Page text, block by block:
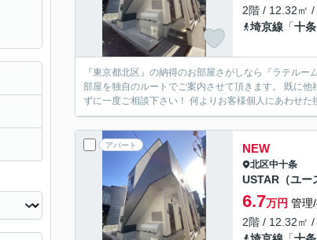
2階 / 12.32㎡
埼京線 「十条
『東京都北区』の納得のお部屋さがしなら『ラテル
部屋を独自のルートでご案内させて頂きます。 既に
ずに一度ご相談下さい！ 何よりお
アパート NEW
北区中十条
USTAR（ユー
6.7万円 管理
2階 / 12.32㎡